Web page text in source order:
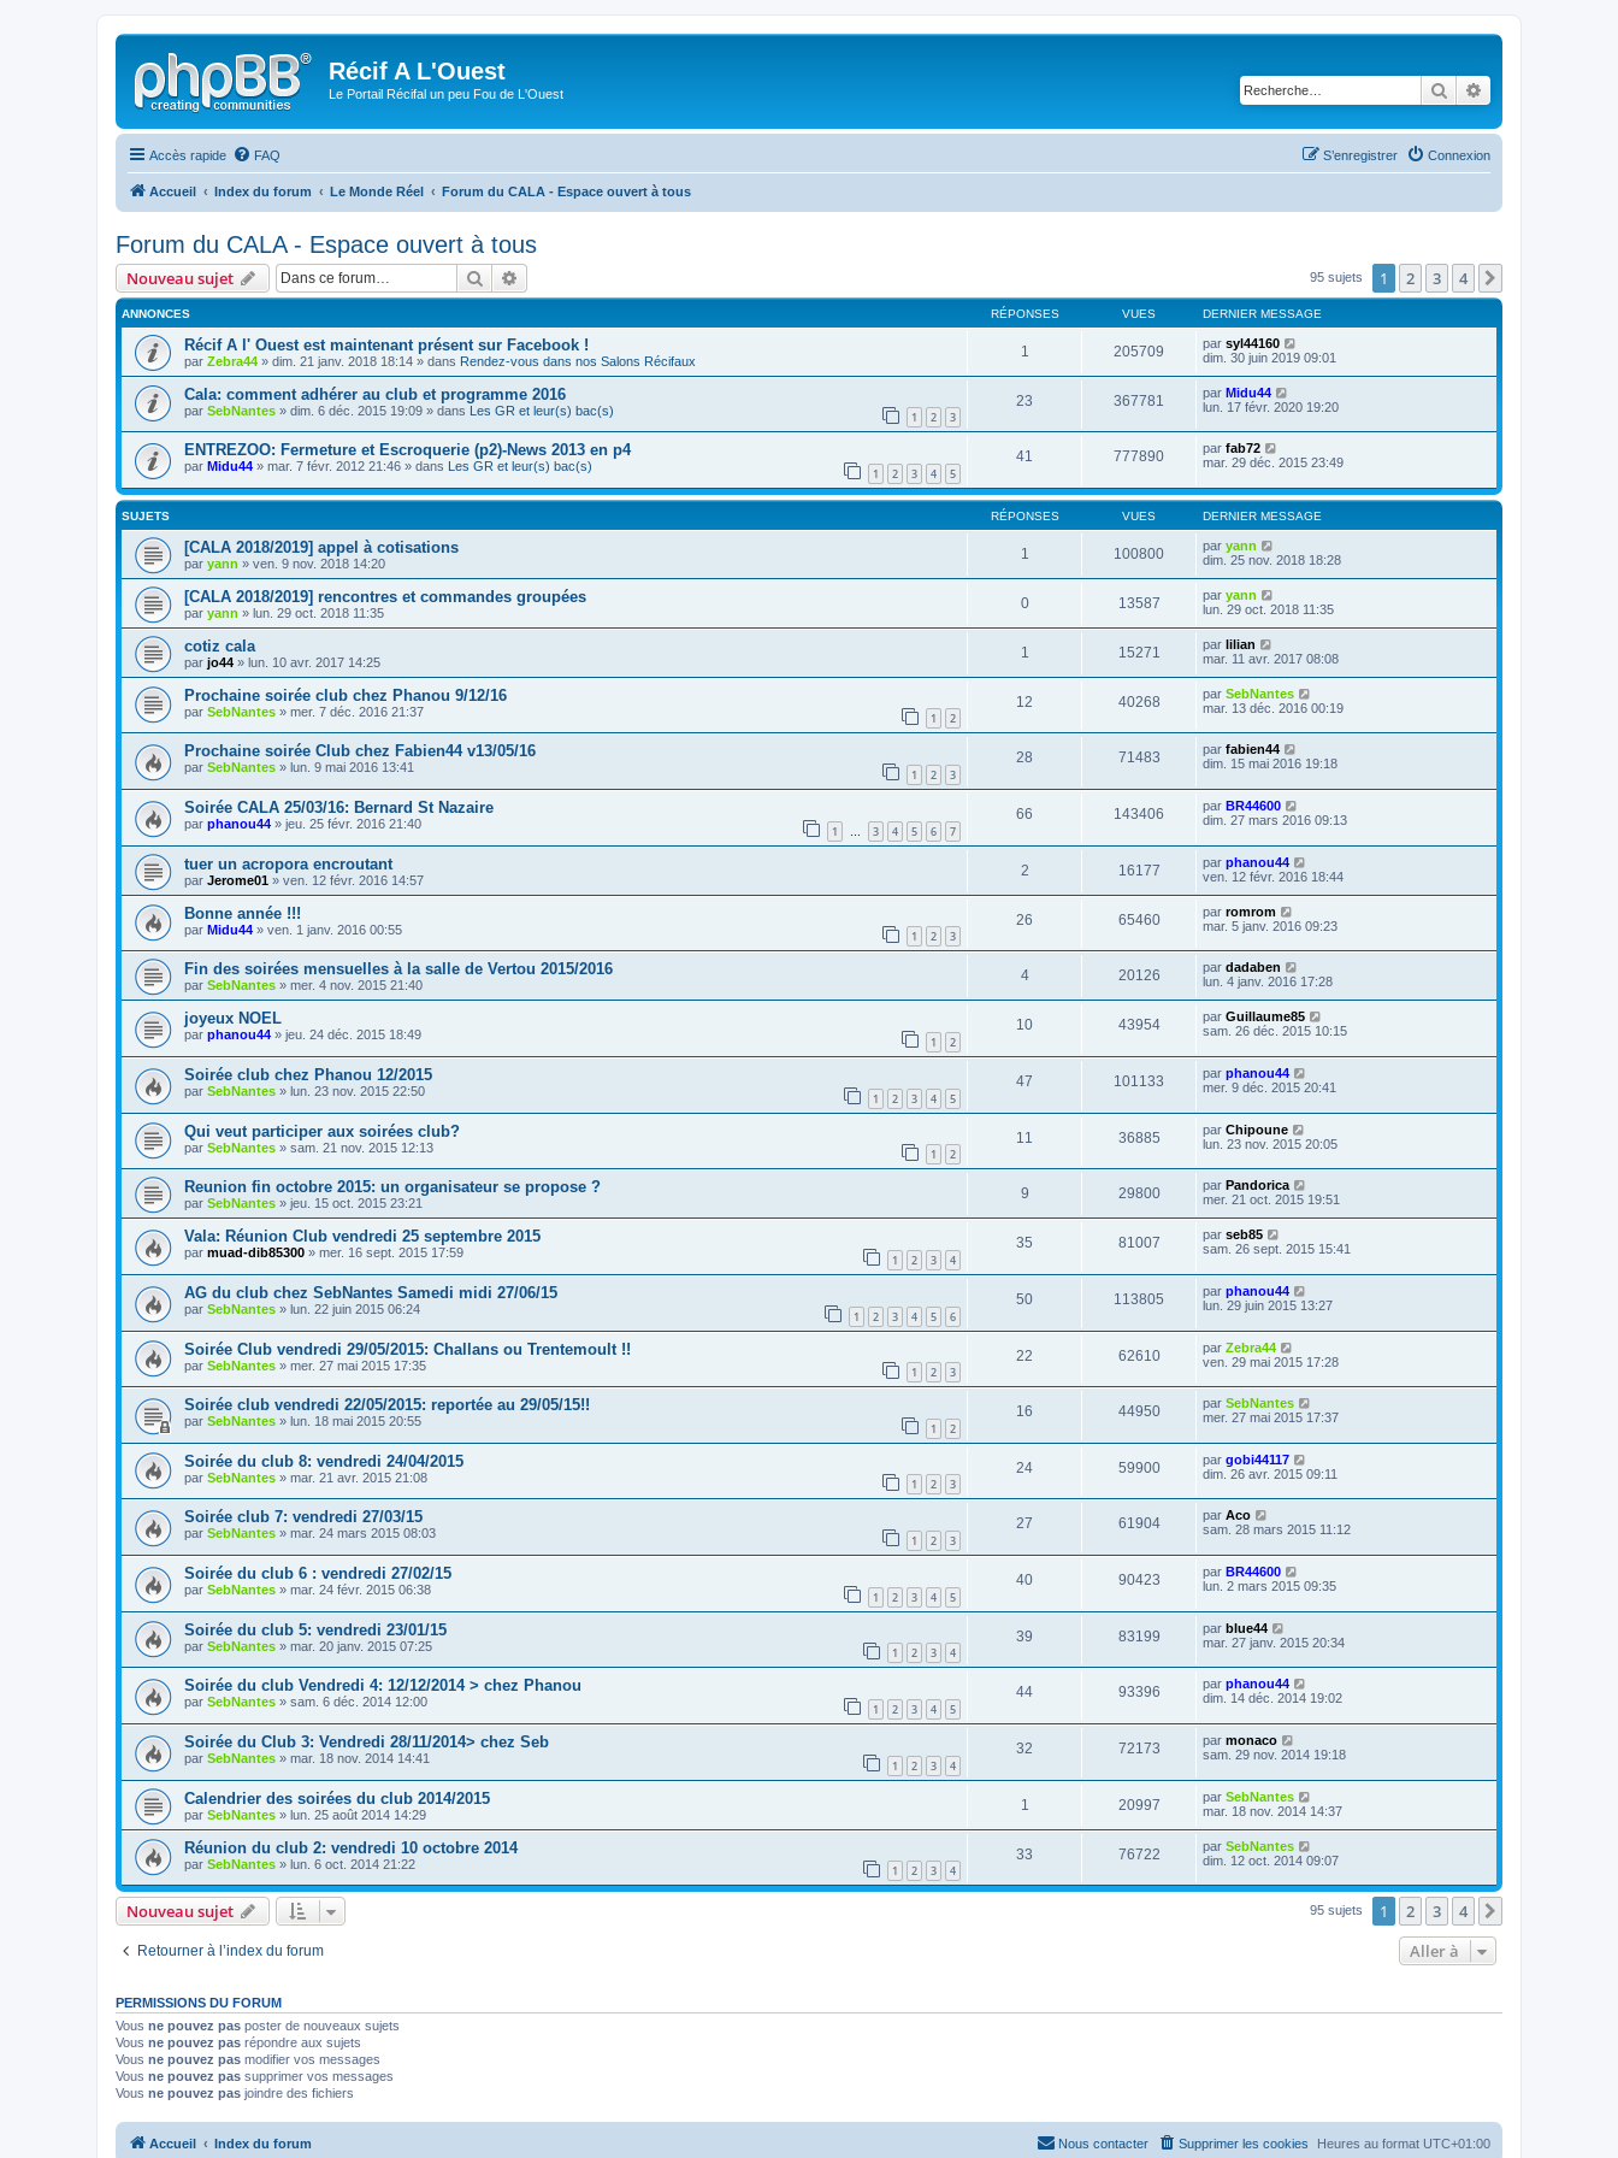
Récif A L'Ouest
Le Portail Récifal un peu Fou de L'Ouest Rechercher
Accès rapide FAQ Connexion
S’enregistrer
Accueil Index du forum Le Monde Réel Forum du CALA - Espace ouvert à tous
Forum du CALA - Espace ouvert à tous
Nouveau sujet Rechercher 95 sujets 1 2 3 4
ANNONCES RÉPONSES VUES DERNIER MESSAGE
Récif A l' Ouest est maintenant présent sur Facebook !
par Zebra44 » dim. 21 janv. 2018 18:14 » dans Rendez-vous dans nos Salons Récifaux
1 205709 par syl44160
dim. 30 juin 2019 09:01
Cala: comment adhérer au club et programme 2016
par SebNantes » dim. 6 déc. 2015 19:09 » dans Les GR et leur(s) bac(s) 1 2 3
23 367781 par Midu44
lun. 17 févr. 2020 19:20
ENTREZOO: Fermeture et Escroquerie (p2)-News 2013 en p4
par Midu44 » mar. 7 févr. 2012 21:46 » dans Les GR et leur(s) bac(s) 1 2 3 4 5
41 777890 par fab72
mar. 29 déc. 2015 23:49
SUJETS RÉPONSES VUES DERNIER MESSAGE
[CALA 2018/2019] appel à cotisations
par yann » ven. 9 nov. 2018 14:20
1 100800 par yann
dim. 25 nov. 2018 18:28
[CALA 2018/2019] rencontres et commandes groupées
par yann » lun. 29 oct. 2018 11:35
0 13587 par yann
lun. 29 oct. 2018 11:35
cotiz cala
par jo44 » lun. 10 avr. 2017 14:25
1 15271 par lilian
mar. 11 avr. 2017 08:08
Prochaine soirée club chez Phanou 9/12/16
par SebNantes » mer. 7 déc. 2016 21:37 1 2
12 40268 par SebNantes
mar. 13 déc. 2016 00:19
Prochaine soirée Club chez Fabien44 v13/05/16
par SebNantes » lun. 9 mai 2016 13:41 1 2 3
28 71483 par fabien44
dim. 15 mai 2016 19:18
Soirée CALA 25/03/16: Bernard St Nazaire
par phanou44 » jeu. 25 févr. 2016 21:40 1 … 3 4 5 6 7
66 143406 par BR44600
dim. 27 mars 2016 09:13
tuer un acropora encroutant
par Jerome01 » ven. 12 févr. 2016 14:57
2 16177 par phanou44
ven. 12 févr. 2016 18:44
Bonne année !!!
par Midu44 » ven. 1 janv. 2016 00:55 1 2 3
26 65460 par romrom
mar. 5 janv. 2016 09:23
Fin des soirées mensuelles à la salle de Vertou 2015/2016
par SebNantes » mer. 4 nov. 2015 21:40
4 20126 par dadaben
lun. 4 janv. 2016 17:28
joyeux NOEL
par phanou44 » jeu. 24 déc. 2015 18:49 1 2
10 43954 par Guillaume85
sam. 26 déc. 2015 10:15
Soirée club chez Phanou 12/2015
par SebNantes » lun. 23 nov. 2015 22:50 1 2 3 4 5
47 101133 par phanou44
mer. 9 déc. 2015 20:41
Qui veut participer aux soirées club?
par SebNantes » sam. 21 nov. 2015 12:13 1 2
11 36885 par Chipoune
lun. 23 nov. 2015 20:05
Reunion fin octobre 2015: un organisateur se propose ?
par SebNantes » jeu. 15 oct. 2015 23:21
9 29800 par Pandorica
mer. 21 oct. 2015 19:51
Vala: Réunion Club vendredi 25 septembre 2015
par muad-dib85300 » mer. 16 sept. 2015 17:59 1 2 3 4
35 81007 par seb85
sam. 26 sept. 2015 15:41
AG du club chez SebNantes Samedi midi 27/06/15
par SebNantes » lun. 22 juin 2015 06:24 1 2 3 4 5 6
50 113805 par phanou44
lun. 29 juin 2015 13:27
Soirée Club vendredi 29/05/2015: Challans ou Trentemoult !!
par SebNantes » mer. 27 mai 2015 17:35 1 2 3
22 62610 par Zebra44
ven. 29 mai 2015 17:28
Soirée club vendredi 22/05/2015: reportée au 29/05/15!!
par SebNantes » lun. 18 mai 2015 20:55 1 2
16 44950 par SebNantes
mer. 27 mai 2015 17:37
Soirée du club 8: vendredi 24/04/2015
par SebNantes » mar. 21 avr. 2015 21:08 1 2 3
24 59900 par gobi44117
dim. 26 avr. 2015 09:11
Soirée club 7: vendredi 27/03/15
par SebNantes » mar. 24 mars 2015 08:03 1 2 3
27 61904 par Aco
sam. 28 mars 2015 11:12
Soirée du club 6 : vendredi 27/02/15
par SebNantes » mar. 24 févr. 2015 06:38 1 2 3 4 5
40 90423 par BR44600
lun. 2 mars 2015 09:35
Soirée du club 5: vendredi 23/01/15
par SebNantes » mar. 20 janv. 2015 07:25 1 2 3 4
39 83199 par blue44
mar. 27 janv. 2015 20:34
Soirée du club Vendredi 4: 12/12/2014 > chez Phanou
par SebNantes » sam. 6 déc. 2014 12:00 1 2 3 4 5
44 93396 par phanou44
dim. 14 déc. 2014 19:02
Soirée du Club 3: Vendredi 28/11/2014> chez Seb
par SebNantes » mar. 18 nov. 2014 14:41 1 2 3 4
32 72173 par monaco
sam. 29 nov. 2014 19:18
Calendrier des soirées du club 2014/2015
par SebNantes » lun. 25 août 2014 14:29
1 20997 par SebNantes
mar. 18 nov. 2014 14:37
Réunion du club 2: vendredi 10 octobre 2014
par SebNantes » lun. 6 oct. 2014 21:22 1 2 3 4
33 76722 par SebNantes
dim. 12 oct. 2014 09:07
Nouveau sujet 95 sujets 1 2 3 4
Retourner à l’index du forum Aller à
PERMISSIONS DU FORUM
Vous ne pouvez pas poster de nouveaux sujets
Vous ne pouvez pas répondre aux sujets
Vous ne pouvez pas modifier vos messages
Vous ne pouvez pas supprimer vos messages
Vous ne pouvez pas joindre des fichiers
Accueil Index du forum Heures au format UTC+01:00
Supprimer les cookies
Nous contacter